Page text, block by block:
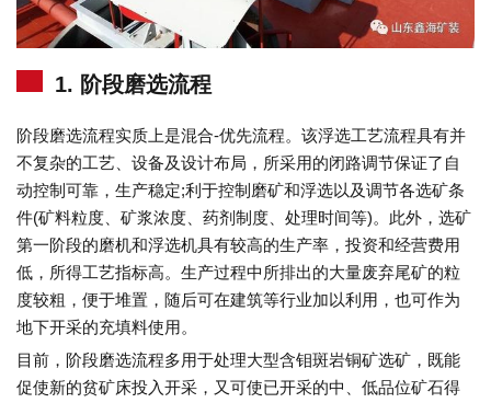
1. 阶段磨选流程
阶段磨选流程实质上是混合-优先流程。该浮选工艺流程具有并
不复杂的工艺、设备及设计布局，所采用的闭路调节保证了自
动控制可靠，生产稳定;利于控制磨矿和浮选以及调节各选矿条
件(矿料粒度、矿浆浓度、药剂制度、处理时间等)。此外，选矿
第一阶段的磨机和浮选机具有较高的生产率，投资和经营费用
低，所得工艺指标高。生产过程中所排出的大量废弃尾矿的粒
度较粗，便于堆置，随后可在建筑等行业加以利用，也可作为
地下开采的充填料使用。
目前，阶段磨选流程多用于处理大型含钼斑岩铜矿选矿，既能
促使新的贫矿床投入开采，又可使已开采的中、低品位矿石得